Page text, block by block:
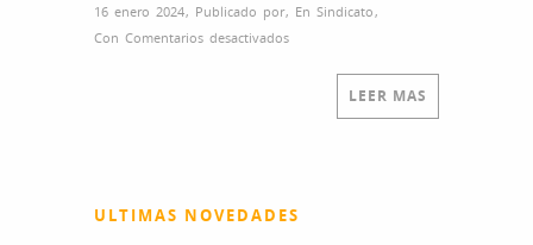
16 enero 2024, Publicado por, En Sindicato,
Con Comentarios desactivados
paritaria para enero y febrero 2024
LEER MAS
ULTIMAS NOVEDADES